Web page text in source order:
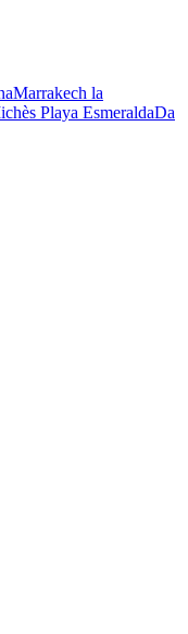
Marrakech la
Playa EsmeraldaDa